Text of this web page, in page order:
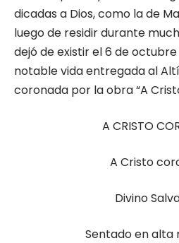
dicadas a Dios, como la de
luego de residir durante
dejó de existir el 6 de
notable vida entregada al
coronada por la obra “A
A CRISTO
A Cristo
Divino
Sentado en alta